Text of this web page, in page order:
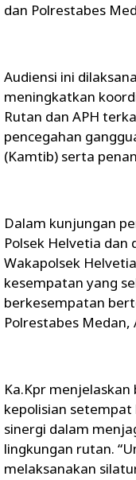
dan Polrestabes
Audiensi ini
meningkatkan
Rutan dan APH
pencegahan
(Kamtib) serta
Dalam kunjungan
Polsek Helvetia dan
Wakapolsek
kesempatan yang
berkesempatan
Polrestabes Medan,
Ka.Kpr
kepolisian
sinergi dalam
lingkungan rutan.
melaksanakan